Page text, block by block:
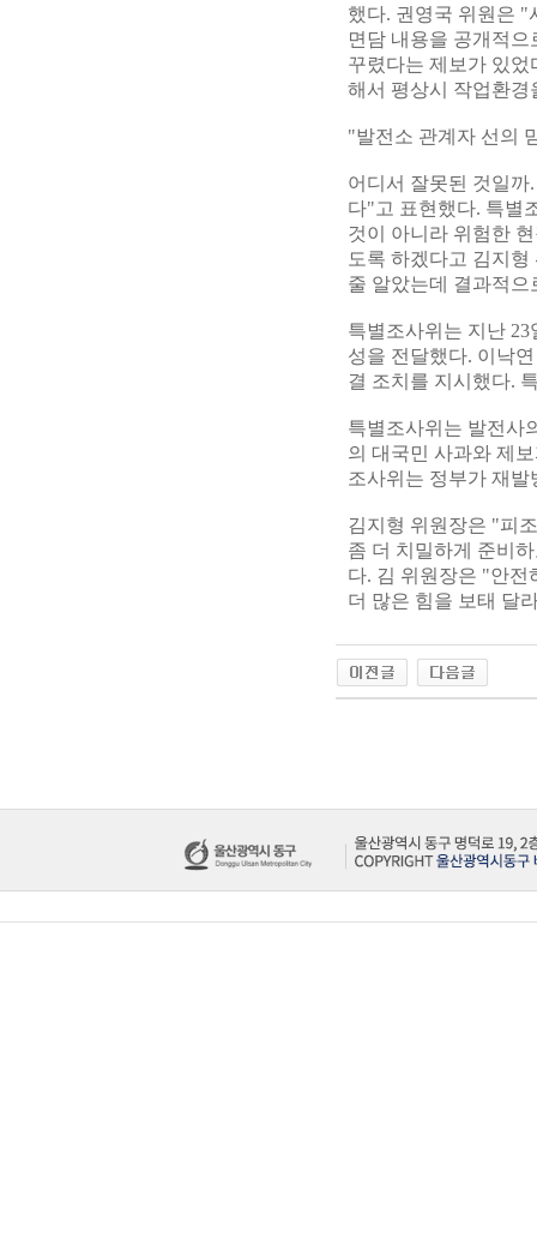
했다. 권영국 위원은 "
면담 내용을 공개적
꾸렸다는 제보가 있
해서 평상시 작업환
"발전소 관계자 선의
어디서 잘못된 것일
다"고 표현했다. 특별
것이 아니라 위험한
도록 하겠다고 김지
줄 알았는데 결과적
특별조사위는 지난
성을 전달했다. 이낙
결 조치를 지시했다.
특별조사위는 발전사
의 대국민 사과와 제
조사위는 정부가 재
김지형 위원장은 "피
좀 더 치밀하게 준비
다. 김 위원장은 "안전
더 많은 힘을 보태 달